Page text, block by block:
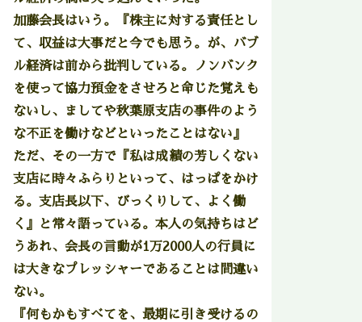
加藤会長はいう。『株主に対する責任とし
て、収益は大事だと今でも思う。が、バブ
ル経済は前から批判している。ノンバンク
を使って協力預金をさせろと命じた覚えも
ないし、ましてや秋葉原支店の事件のよう
な不正を働けなどといったことはない』
ただ、その一方で『私は成績の芳しくない
支店に時々ふらりといって、はっぱをかけ
る。支店長以下、びっくりして、よく働
く』と常々語っている。本人の気持ちはど
うあれ、会長の言動が1万2000人の行員に
は大きなプレッシャーであることは間違い
ない。
『何もかもすべてを、最期に引き受けるの